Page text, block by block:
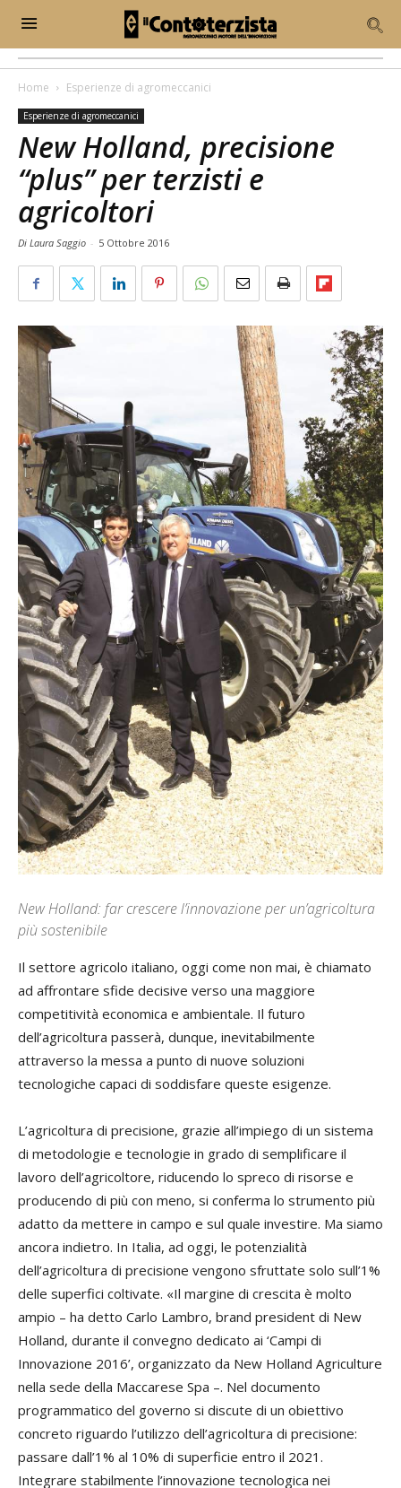
Home Esperienze di agromeccanici
Esperienze di agromeccanici
New Holland, precisione
“plus” per terzisti e
agricoltori
Di Laura Saggio - 5 Ottobre 2016
New Holland: far crescere l’innovazione per un’agricoltura
più sostenibile
Il settore agricolo italiano, oggi come non mai, è chiamato
ad affrontare sfide decisive verso una maggiore
competitività economica e ambientale. Il futuro
dell’agricoltura passerà, dunque, inevitabilmente
attraverso la messa a punto di nuove soluzioni
tecnologiche capaci di soddisfare queste esigenze.
L’agricoltura di precisione, grazie all’impiego di un sistema
di metodologie e tecnologie in grado di semplificare il
lavoro dell’agricoltore, riducendo lo spreco di risorse e
producendo di più con meno, si conferma lo strumento più
adatto da mettere in campo e sul quale investire. Ma siamo
ancora indietro. In Italia, ad oggi, le potenzialità
dell’agricoltura di precisione vengono sfruttate solo sull’1%
delle superfici coltivate. «Il margine di crescita è molto
ampio – ha detto Carlo Lambro, brand president di New
Holland, durante il convegno dedicato ai ‘Campi di
Innovazione 2016’, organizzato da New Holland Agriculture
nella sede della Maccarese Spa –. Nel documento
programmatico del governo si discute di un obiettivo
concreto riguardo l’utilizzo dell’agricoltura di precisione:
passare dall’1% al 10% di superficie entro il 2021.
Integrare stabilmente l’innovazione tecnologica nei